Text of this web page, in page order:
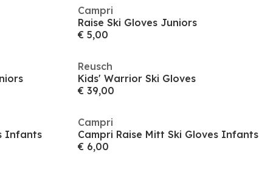
Campri
Raise Ski Gloves Juniors
€ 5,00
Reusch
Kids' Warrior Ski Gloves
€ 39,00
Infants
Campri
Campri Raise Mitt Ski Gloves Infants
€ 6,00